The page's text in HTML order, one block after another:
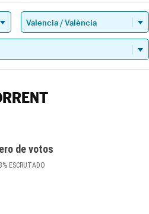
de votos
% ESCRUTADO